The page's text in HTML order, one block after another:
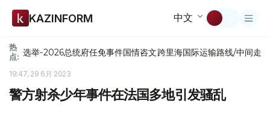
KAZINFORM 中文
热
点: 选举-2026总统府任免事件国情咨文跨里海国际运输路线/中间走廊
19:47, 29 6月 2023
警方射杀少年事件在法国多地引发骚乱